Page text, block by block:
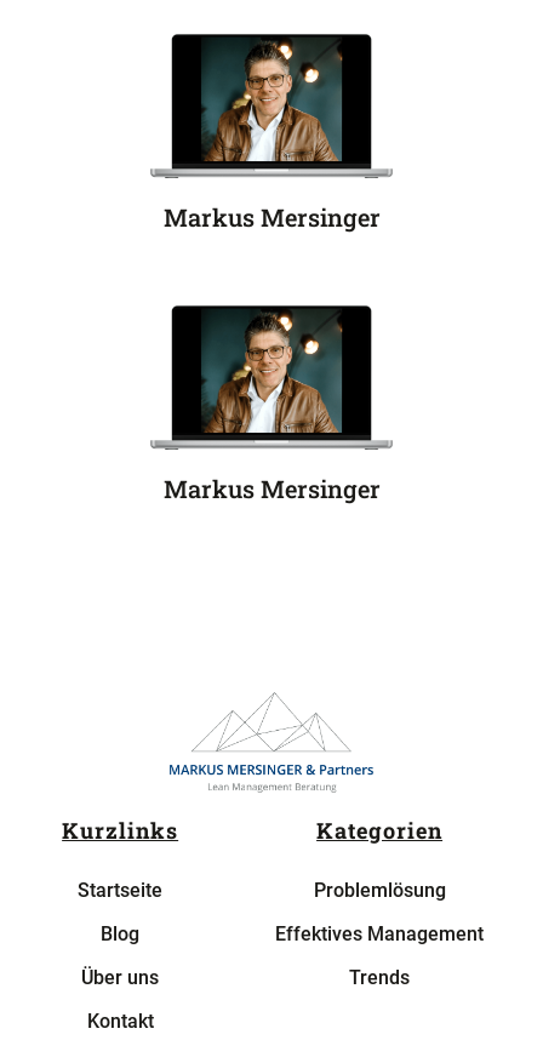
Markus Mersinger
Markus Mersinger
Kurzlinks
Startseite
Blog
Über uns
Kontakt
Kategorien
Problemlösung
Effektives Management
Trends